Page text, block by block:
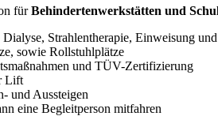
fürBehindertenwerkstätten und
Strahlentherapie, Einweisung
sowie Rollstuhlplätze
und TÜV-Zertifizierung
Lift
und Aussteigen
eine Begleitperson mitfahren